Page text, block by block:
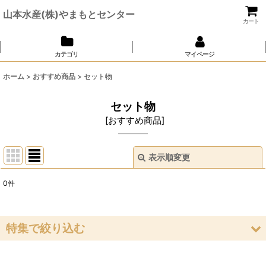
山本水産(株)やまもとセンター
カート
カテゴリ マイページ
ホーム > おすすめ商品 > セット物
セット物
[おすすめ商品]
表示順変更
並び順:
0件
特集で絞り込む